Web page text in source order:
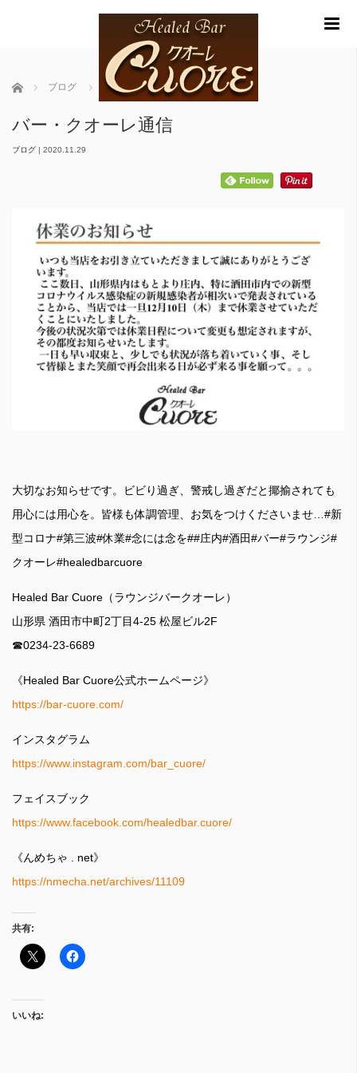
ホーム ブログ バー・クオーレ通信
バー・クオーレ通信
ブログ | 2020.11.29
大切なお知らせです。ビビり過ぎ、警戒し過ぎだと揶揄されても
用心には用心を。皆様も体調管理、お気をつけくださいませ…#新
型コロナ#第三波#休業#念には念を##庄内#酒田#バー#ラウンジ#
クオーレ#healedbarcuore
Healed Bar Cuore（ラウンジバークオーレ）
山形県 酒田市中町2丁目4-25 松屋ビル2F
☎︎0234-23-6689
《Healed Bar Cuore公式ホームページ》
https://bar-cuore.com/
インスタグラム
https://www.instagram.com/bar_cuore/
フェイスブック
https://www.facebook.com/healedbar.cuore/
《んめちゃ . net》
https://nmecha.net/archives/11109
共有:
いいね: